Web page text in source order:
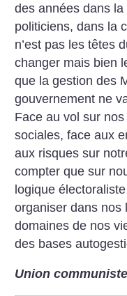
des années dans
politiciens, dans la
n’est pas les têtes
changer mais bien
que la gestion des
gouvernement ne
Face au vol sur
sociales, face aux
aux risques sur
compter que sur
logique
organiser dans nos
domaines de nos
des bases
Union